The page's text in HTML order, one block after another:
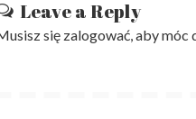
Leave a Reply
się zalogować, aby móc